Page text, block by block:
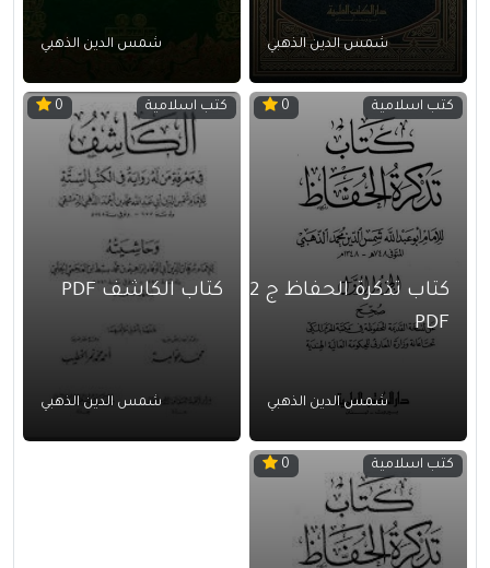
شمس الدين الذهبي شمس الدين الذهبي
كتب اسلامية 0
كتاب تذكرة الحفاظ ج 2
PDF
شمس الدين الذهبي
كتب اسلامية 0
كتاب الكاشف PDF
شمس الدين الذهبي
كتب اسلامية 0